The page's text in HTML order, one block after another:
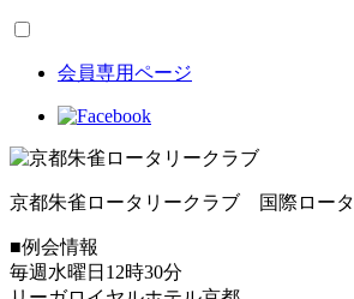
会員専用ページ
京都朱雀ロータリークラブ 国際ロータ
■例会情報
毎週水曜日12時30分